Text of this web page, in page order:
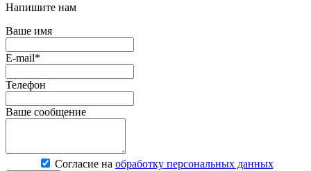
Напишите нам
Ваше имя
E-mail*
Телефон
Ваше сообщение
Согласие на обработку персональных данных